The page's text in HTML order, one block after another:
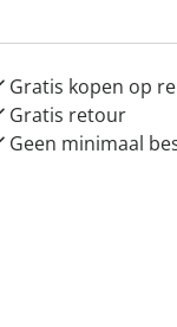
&
Gratis kopen op
Gratis retour
Geen minimaal